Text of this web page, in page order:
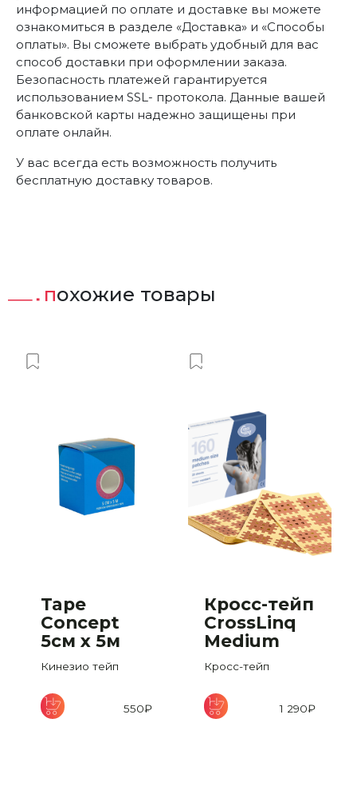
информацией по оплате и доставке вы можете
ознакомиться в разделе «Доставка» и «Способы
оплаты». Вы сможете выбрать удобный для вас
способ доставки при оформлении заказа.
Безопасность платежей гарантируется
использованием SSL- протокола. Данные вашей
банковской карты надежно защищены при
оплате онлайн.
У вас всегда есть возможность получить
бесплатную доставку товаров.
похожие товары
Tape
Concept
5см х 5м
Кинезио тейп
550₽
Кросс-тейп
CrossLinq
Medium
Кросс-тейп
1 290₽